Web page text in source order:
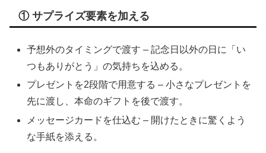
① サプライズ要素を加える
予想外のタイミングで渡す – 記念日以外の日に「い
つもありがとう」の気持ちを込める。
プレゼントを2段階で用意する – 小さなプレゼントを
先に渡し、本命のギフトを後で渡す。
メッセージカードを仕込む – 開けたときに驚くよう
な手紙を添える。